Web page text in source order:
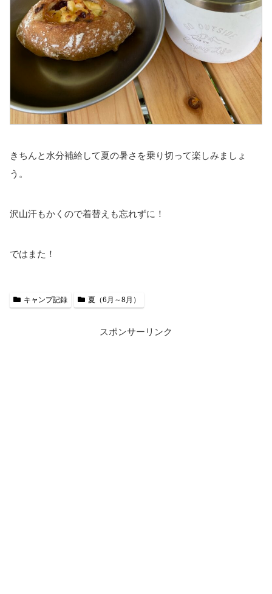
きちんと水分補給して夏の暑さを乗り切って楽しみましょ
う。
沢山汗もかくので着替えも忘れずに！
ではまた！
キャンプ記録 夏（6月～8月）
スポンサーリンク